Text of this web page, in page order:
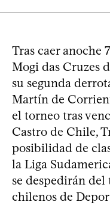
Tras caer anoche
Mogi das Cruzes
su segunda
Martín de
el torneo tras
Castro de Chile,
posibilidad de
la Liga
se despedirán
chilenos de